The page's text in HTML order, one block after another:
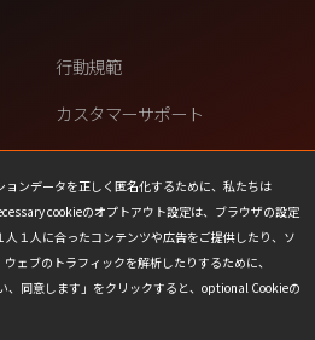
ンデータを正しく匿名化するために、私たちは
cookieのオプトアウト設定は、ブラウザの設定
１人に合ったコンテンツや広告をご提供したり、ソ
ェブのトラフィックを解析したりするために、
同意します」をクリックすると、optional Cookieの
行動規範
カスタマーサポート
ー
個人情報の販売や共有を許可し
ない
プレスリリース
お問い合わせ